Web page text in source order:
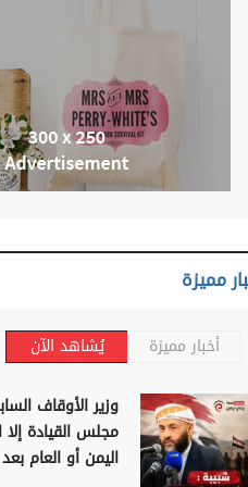
مميزة
أخبار مميزة يُشاهد الآن
وزير الأوقاف
مجلس القيادة إلا
اليمن أو العام